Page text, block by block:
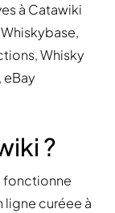
à Catawiki
Whisky
eBay
?
fonctionne
curéee à